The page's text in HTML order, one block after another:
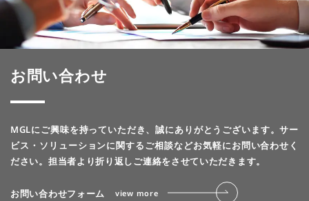
お問い合わせ
MGLにご興味を持っていただき、誠にありがとうございます。サー
ビス・ソリューションに関するご相談などお気軽にお問い合わせく
ださい。 担当者より折り返しご連絡をさせていただきます。
お問い合わせフォーム view more